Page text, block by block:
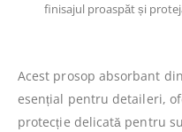
finisajul proaspăt și
Acest prosop absorbant
esențial pentru detaileri,
protecție delicată pentru